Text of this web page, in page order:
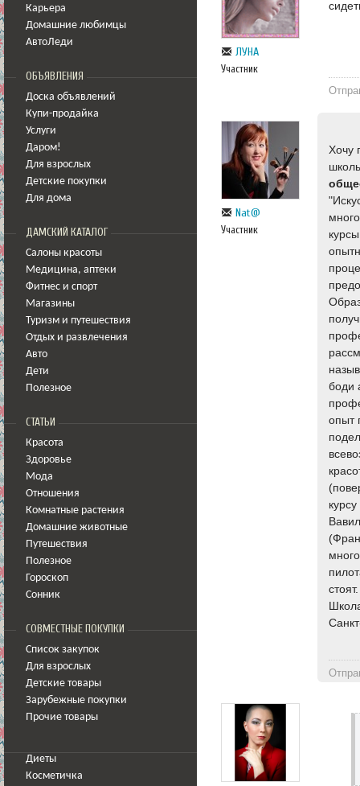
Карьера
Домашние любимцы
АвтоЛеди
ОБЪЯВЛЕНИЯ
Доска объявлений
Купи-продайка
Услуги
Даром!
Для взрослых
Детские покупки
Для дома
ДАМСКИЙ КАТАЛОГ
Салоны красоты
Медицина, аптеки
Фитнес и спорт
Магазины
Туризм и путешествия
Отдых и развлечения
Авто
Дети
Полезное
СТАТЬИ
Красота
Здоровье
Мода
Отношения
Комнатные растения
Домашние животные
Путешествия
Полезное
Гороскоп
Сонник
СОВМЕСТНЫЕ ПОКУПКИ
Список закупок
Для взрослых
Детские товары
Зарубежные покупки
Прочие товары
Диеты
Косметичка
ЛУНА
Участник
Nat@
Участник
Хочу
боди
опыт